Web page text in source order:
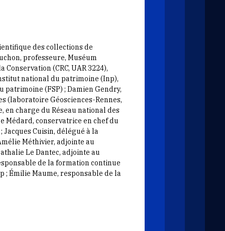
des collections de
professeure, Muséum
(CRC, UAR 3224),
national du patrimoine (Inp),
patrimoine (FSP) ; Damien Gendry,
(laboratoire Géosciences-Rennes,
en charge du Réseau national des
Médard, conservatrice en chef du
Cuisin, délégué à la
Méthivier, adjointe au
Le Dantec, adjointe au
de la formation continue
; Émilie Maume, responsable de la